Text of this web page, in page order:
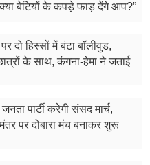
बेटियों के कपड़े फाड़ देंगे आप?”
दो हिस्सों में बंटा बॉलीवुड,
के साथ, कंगना-हेमा ने जताई
पार्टी करेगी संसद मार्च,
पर दोबारा मंच बनाकर शुरू